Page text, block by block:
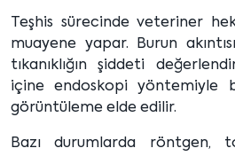
Teşhis sürecinde veteriner
muayene yapar. Burun
tıkanıklığın şiddeti
içine endoskopi yöntemiyle
görüntüleme elde edilir.
Bazı durumlarda röntgen,